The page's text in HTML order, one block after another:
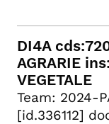
DI4A
AGRARIE
VEGETALE
Team: 2024-
[id.336112]